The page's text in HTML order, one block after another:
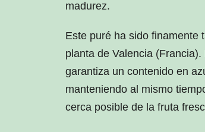
madurez.
Este puré ha sido finamente
planta de Valencia
garantiza un contenido en
manteniendo al mismo
cerca posible de la fruta